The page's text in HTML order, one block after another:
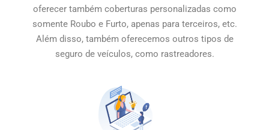
oferecer também coberturas personalizadas como
somente Roubo e Furto, apenas para terceiros, etc.
Além disso, também oferecemos outros tipos de
seguro de veículos, como rastreadores.